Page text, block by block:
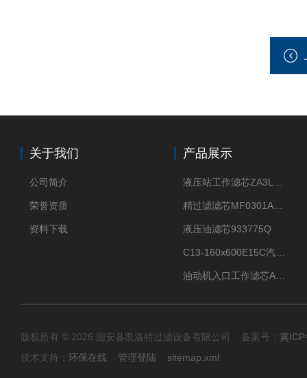
关于我们
公司简介
荣誉资质
资料下载
产品展示
液压油滤芯933775Q
版权所有 © 2026 固安县凯洛特过滤设备有限公司 备案号： 冀
技术支持： 环保在线 管理登陆 sitemap.xml